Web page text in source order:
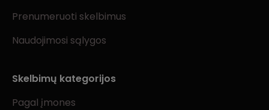
Prenumeruoti skelbimus
Naudojimosi sąlygos
Skelbimų kategorijos
Pagal įmones